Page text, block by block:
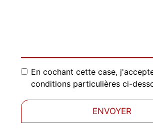
En cochant cette case,
conditions particulières ci-
ENVOYER